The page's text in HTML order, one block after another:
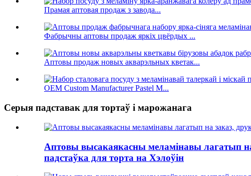
Прамая аптовая продаж з завода...
Фабрычны аптовы продаж яркіх цвёрдых ...
Аптовы продаж новых акварэльных кветак...
OEM Custom Manufacturer Pastel M...
Серыя падставак для тортаў і марожанага
Аптовы высакаякасны меламінавы лагатып
падстаўка для торта на Хэлоўін